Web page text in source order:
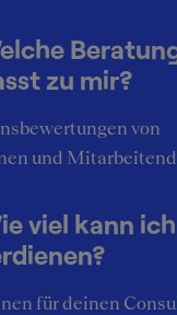
zu mir?
von
und
viel kann ich
für deinen